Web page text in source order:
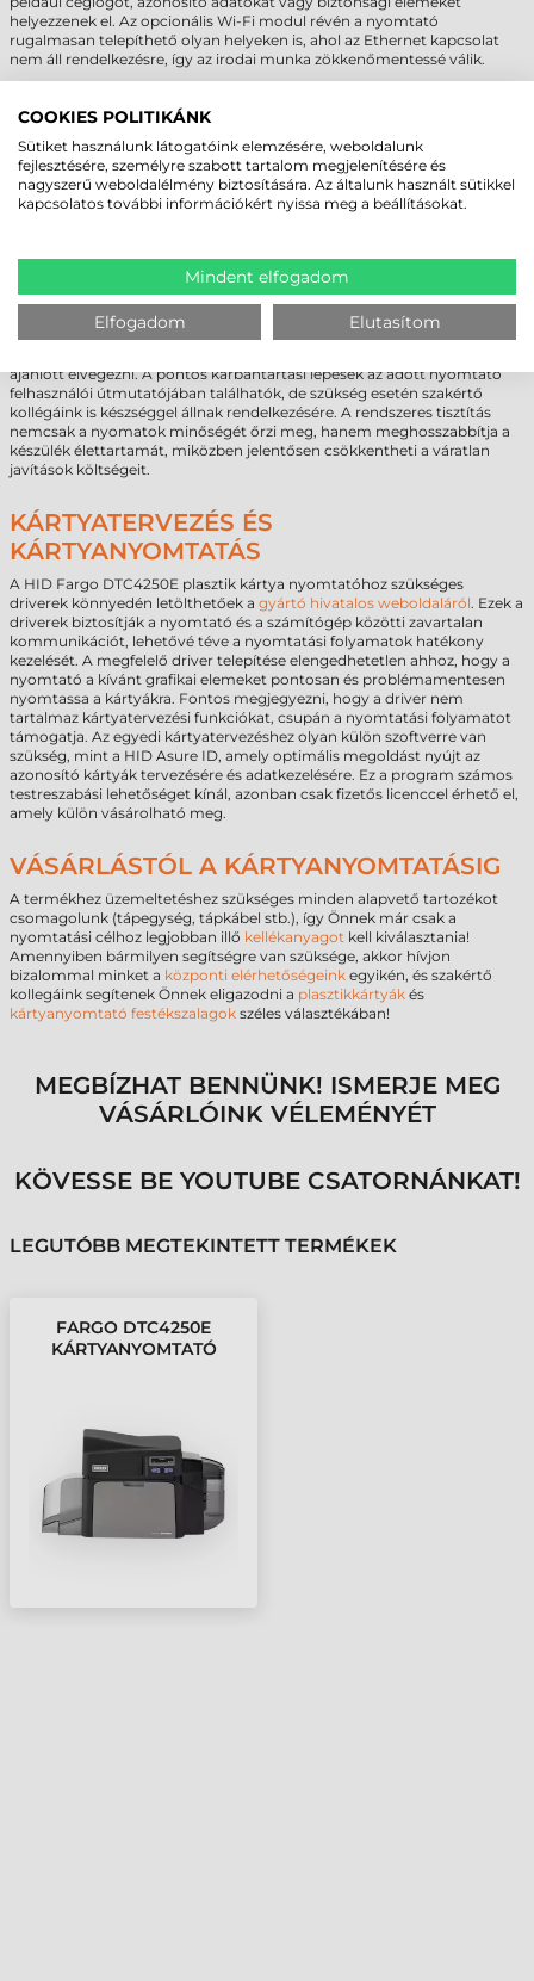
helyezzenek el. Az opcionális Wi-Fi modul révén a nyomtató
rugalmasan telepíthető olyan helyeken is, ahol az Ethernet kapcsolat
nem áll rendelkezésre, így az irodai munka zökkenőmentessé válik.
TISZTÍTÁS ÉS KARBANTARTÁS
A kártyanyomtatók megfelelő karbantartása és rendszeres tisztítása
alapvető fontosságú a kiváló nyomtatási minőség fenntartása és a
készülék hosszabb élettartamának biztosítása érdekében. A por és
szennyeződések lerakódása a nyomtatófejen vagy a kártyavezető
kifejlesztettkártyanyomtató tisztítószereksegítségével egyszerűen
eltávolíthatók a szennyeződések, így a nyomtató hosszú távon is
megbízható teljesítményt nyújthat, és garantálható a kifogástalan
nyomtatási végeredmény.
A tisztítás gyakorisága a nyomtató használatának intenzitásától függ,
ajánlott elvégezni. A pontos karbantartási lépések az adott nyomtató
felhasználói útmutatójában találhatók, de szükség esetén szakértő
kollégáink is készséggel állnak rendelkezésére. A rendszeres tisztítás
nemcsak a nyomatok minőségét őrzi meg, hanem meghosszabbítja a
készülék élettartamát, miközben jelentősen csökkentheti a váratlan
javítások költségeit.
KÁRTYATERVEZÉS ÉS
KÁRTYANYOMTATÁS
A HID Fargo DTC4250E plasztik kártya nyomtatóhoz szükséges
driverek könnyedén letölthetőek a gyártó hivatalos weboldaláról. Ezek a
driverek biztosítják a nyomtató és a számítógép közötti zavartalan
kommunikációt, lehetővé téve a nyomtatási folyamatok hatékony
kezelését. A megfelelő driver telepítése elengedhetetlen ahhoz, hogy a
nyomtató a kívánt grafikai elemeket pontosan és problémamentesen
nyomtassa a kártyákra. Fontos megjegyezni, hogy a driver nem
tartalmaz kártyatervezési funkciókat, csupán a nyomtatási folyamatot
támogatja. Az egyedi kártyatervezéshez olyan külön szoftverre van
szükség, mint a HID Asure ID, amely optimális megoldást nyújt az
azonosító kártyák tervezésére és adatkezelésére. Ez a program számos
testreszabási lehetőséget kínál, azonban csak fizetős licenccel érhető el,
amely külön vásárolható meg.
VÁSÁRLÁSTÓL A KÁRTYANYOMTATÁSIG
A termékhez üzemeltetéshez szükséges minden alapvető tartozékot
csomagolunk (tápegység, tápkábel stb.), így Önnek már csak a
nyomtatási célhoz legjobban illő kellékanyagot kell kiválasztania!
Amennyiben bármilyen segítségre van szüksége, akkor hívjon
bizalommal minket a központi elérhetőségeink egyikén, és szakértő
kollegáink segítenek Önnek eligazodni a plasztikkártyák és
kártyanyomtató festékszalagok széles választékában!
MEGBÍZHAT BENNÜNK! ISMERJE MEG
VÁSÁRLÓINK VÉLEMÉNYÉT
KÖVESSE BE YOUTUBE CSATORNÁNKAT!
LEGUTÓBB MEGTEKINTETT TERMÉKEK
FARGO DTC4250E
KÁRTYANYOMTATÓ
COOKIES POLITIKÁNK
Sütiket használunk látogatóink elemzésére, weboldalunk
fejlesztésére, személyre szabott tartalom megjelenítésére és
nagyszerű weboldalélmény biztosítására. Az általunk használt sütikkel
kapcsolatos további információkért nyissa meg a beállításokat.
Mindent elfogadom
Elfogadom Elutasítom